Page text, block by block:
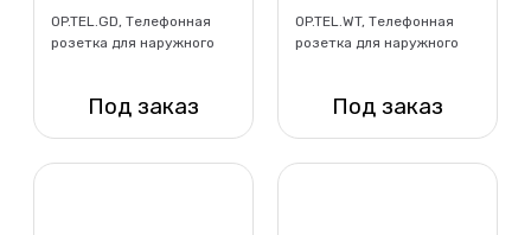
OP.TEL.GD, Телефонная
розетка для наружного
Под заказ
Нет в наличии
OP.TEL.WT, Телефонная
розетка для наружного
Под заказ
Нет в наличии